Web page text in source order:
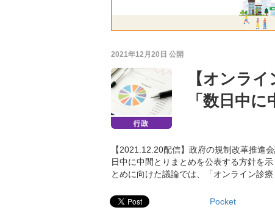
2021年12月20日 公開
【オンラ
「数日中
【2021.12.20配信】政府の規制改革推進
日中に中間とりまとめを公表する方針を
とめに向けた議論では、「オンライン診
Pocket